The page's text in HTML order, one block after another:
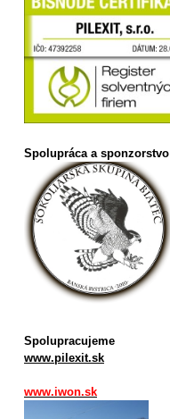
Spolupráca a sponzorstvo
Spolupracujeme
www.pilexit.sk
www.iwon.sk